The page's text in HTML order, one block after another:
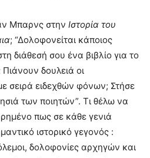
Μπαρνς στην Ιστορία του
; “Δολοφονείται κάποιος
διάθεσή σου ένα βιβλίο για το
δουλειά οι
σειρά ειδεχθών φόνων; Στήσε
των ποιητών”. Τι θέλω να
πως σε κάθε γενιά
ιστορικό γεγονός :
δολοφονίες αρχηγών και